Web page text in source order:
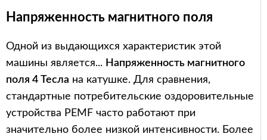
Напряженность магнитного поля
Одной из выдающихся характеристик этой
машины является... Напряженность магнитного
поля 4 Тесла на катушке. Для сравнения,
стандартные потребительские оздоровительные
устройства PEMF часто работают при
значительно более низкой интенсивности. Более